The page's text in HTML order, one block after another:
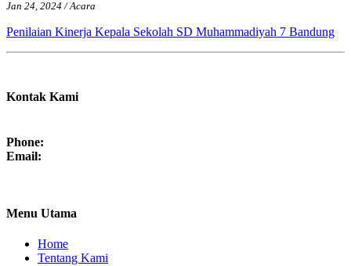
Jan 24, 2024 / Acara
Penilaian Kinerja Kepala Sekolah SD Muhammadiyah 7 Bandung
Kontak Kami
Phone:
Email:
Menu Utama
Home
Tentang Kami